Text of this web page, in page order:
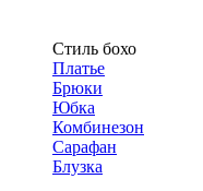
Стиль бохо
Платье
Брюки
Юбка
Комбинезон
Сарафан
Блузка